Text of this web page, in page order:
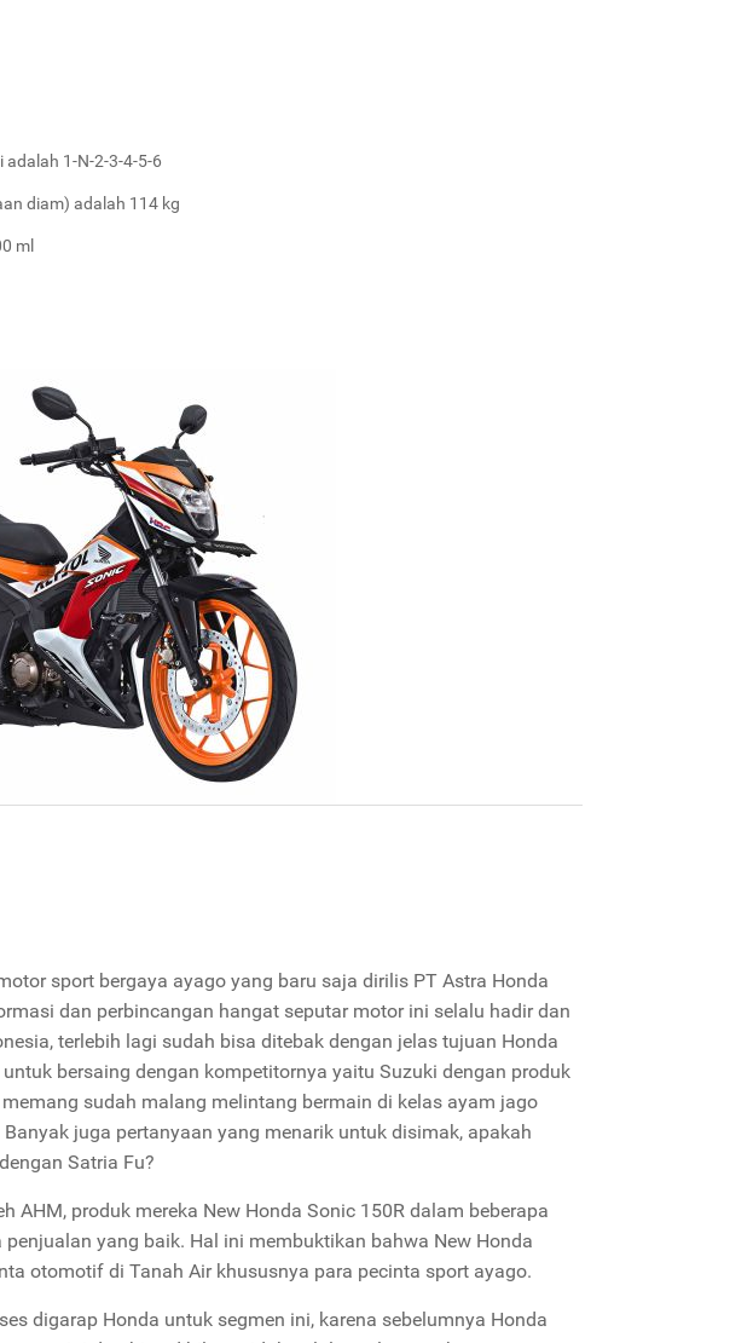
1-N-2-3-4-5-6
diam) adalah 114 kg
ml
sport bergaya ayago yang baru saja dirilis PT Astra Honda
dan perbincangan hangat seputar motor ini selalu hadir dan
terlebih lagi sudah bisa ditebak dengan jelas tujuan Honda
bersaing dengan kompetitornya yaitu Suzuki dengan produk
sudah malang melintang bermain di kelas ayam jago
juga pertanyaan yang menarik untuk disimak, apakah
Satria Fu?
AHM, produk mereka New Honda Sonic 150R dalam beberapa
yang baik. Hal ini membuktikan bahwa New Honda
otomotif di Tanah Air khususnya para pecinta sport ayago.
digarap Honda untuk segmen ini, karena sebelumnya Honda